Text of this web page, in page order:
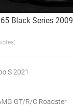
Black Series 2009
S 2021
GT/R/C Roadster